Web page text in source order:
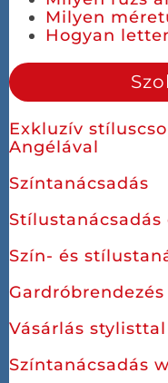
Milyen
Hogyan
Exkluzív
Angélával
Színtanácsadás
Szín- és
Gardróbrendezés
Vásárlás stylisttal
Színtanácsadás